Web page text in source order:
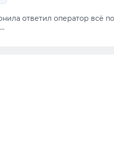
ответил оператор всё